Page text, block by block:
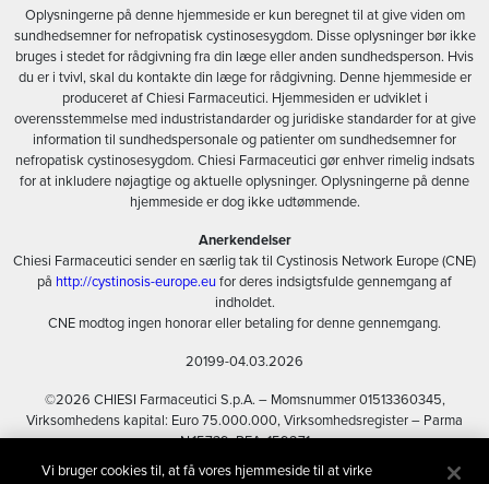
Oplysningerne på denne hjemmeside er kun beregnet til at give viden om
sundhedsemner for nefropatisk cystinosesygdom. Disse oplysninger bør ikke
bruges i stedet for rådgivning fra din læge eller anden sundhedsperson. Hvis
du er i tvivl, skal du kontakte din læge for rådgivning. Denne hjemmeside er
produceret af Chiesi Farmaceutici. Hjemmesiden er udviklet i
overensstemmelse med industristandarder og juridiske standarder for at give
information til sundhedspersonale og patienter om sundhedsemner for
nefropatisk cystinosesygdom. Chiesi Farmaceutici gør enhver rimelig indsats
for at inkludere nøjagtige og aktuelle oplysninger. Oplysningerne på denne
hjemmeside er dog ikke udtømmende.
Anerkendelser
Chiesi Farmaceutici sender en særlig tak til Cystinosis Network Europe (CNE)
på http://cystinosis-europe.eu for deres indsigtsfulde gennemgang af
indholdet.
CNE modtog ingen honorar eller betaling for denne gennemgang.
20199-04.03.2026
©2026 CHIESI Farmaceutici S.p.A. – Momsnummer 01513360345,
Virksomhedens kapital: Euro 75.000.000, Virksomhedsregister – Parma
N.15739, REA: 159271
Privatlivspolitik
Cookies Vilkår for brug Sitemap
Vi bruger cookies til, at få vores hjemmeside til at virke